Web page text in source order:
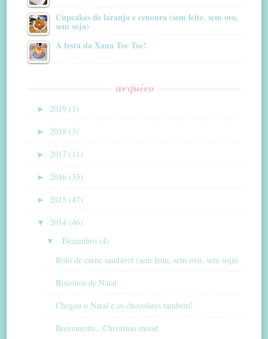
Cupcakes de laranja e cenoura (sem leite, sem ovo,
sem soja)
A festa da Xana Toc Toc!
arquivo
► 2019 (1)
► 2018 (3)
► 2017 (11)
► 2016 (33)
► 2015 (47)
▼ 2014 (46)
▼
Dezembro (4)
Rolo de carne saudável (sem leite, sem ovo, sem soja)
Biscoitos de Natal
Chegou o Natal e os chocolates também!
Brevemente...Christmas mood